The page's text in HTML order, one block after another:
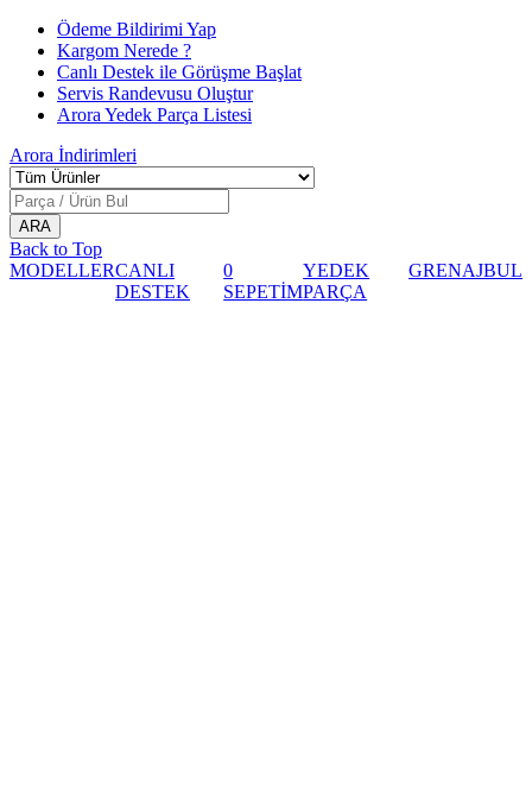
Ödeme Bildirimi Yap
Kargom Nerede ?
Canlı Destek ile Görüşme Başlat
Servis Randevusu Oluştur
Arora Yedek Parça Listesi
Arora İndirimleri
Back to Top
MODELLERCANLI
DESTEK
0
SEPETİM
YEDEK
PARÇA
GRENAJBUL